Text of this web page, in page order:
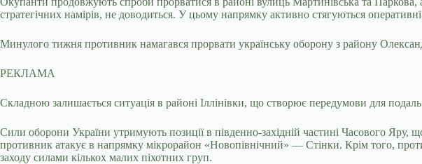
стратегічних намірів, не доводиться. У цьому напрямку активно стягуються
Минулого тижня противник намагався прорвати українську оборону з району
РЕКЛАМА
Складною залишається ситуація в районі Іллінівки, що створює передумови для
Сили оборони України утримують позиції в південно-західній частині Часового
противник атакує в напрямку мікрорайон «Новопівнічний» — Стінки. Крім того,
заходу силами кількох малих піхотних груп.